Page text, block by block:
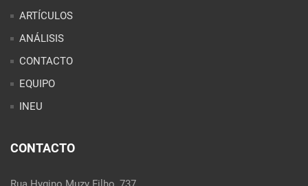
ARTÍCULOS
ANÁLISIS
CONTACTO
EQUIPO
INEU
CONTACTO